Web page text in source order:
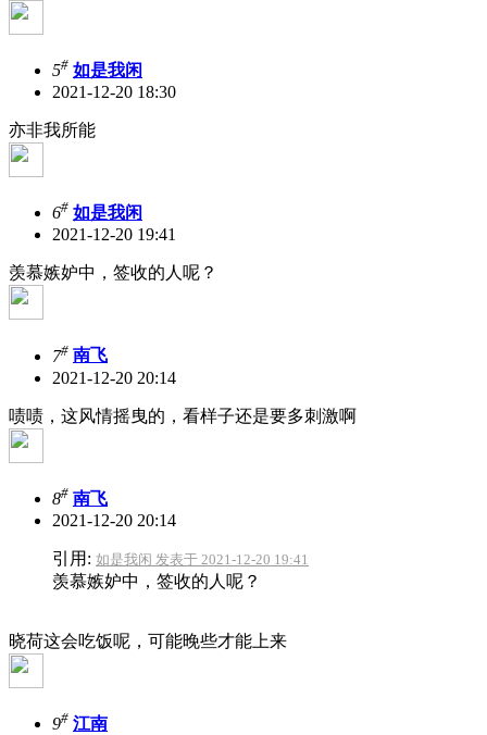
5# 如是我闲
2021-12-20 18:30
亦非我所能
6# 如是我闲
2021-12-20 19:41
羡慕嫉妒中，签收的人呢？
7# 南飞
2021-12-20 20:14
啧啧，这风情摇曳的，看样子还是要多刺激啊
8# 南飞
2021-12-20 20:14
引用: 如是我闲 发表于 2021-12-20 19:41
羡慕嫉妒中，签收的人呢？
晓荷这会吃饭呢，可能晚些才能上来
9# 江南